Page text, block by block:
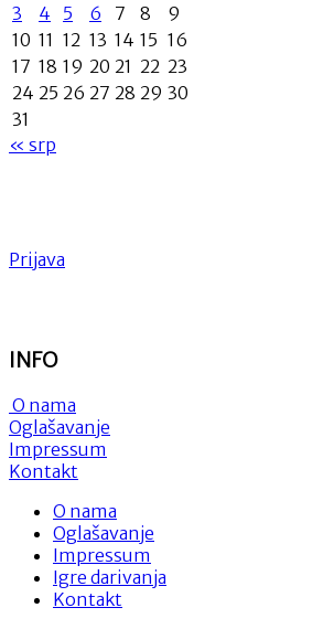
3
4 5 6 7 8
9
10 11 12 13 14 15 16
17 18 19 20 21 22 23
24 25 26 27 28 29 30
31
« srp
Prijava
INFO
O nama
Oglašavanje
Impressum
Kontakt
O nama
Oglašavanje
Impressum
Igre darivanja
Kontakt